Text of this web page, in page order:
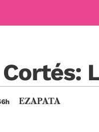
EZAPATA